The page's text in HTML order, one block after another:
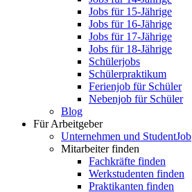
Jobs für 15-Jährige
Jobs für 16-Jährige
Jobs für 17-Jährige
Jobs für 18-Jährige
Schülerjobs
Schülerpraktikum
Ferienjob für Schüler
Nebenjob für Schüler
Blog
Für Arbeitgeber
Unternehmen und StudentJob
Mitarbeiter finden
Fachkräfte finden
Werkstudenten finden
Praktikanten finden